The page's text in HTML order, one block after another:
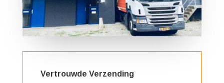
Vertrouwde Verzending